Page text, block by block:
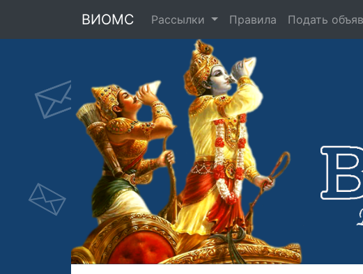
ВИОМС Рассылки Правила Подать